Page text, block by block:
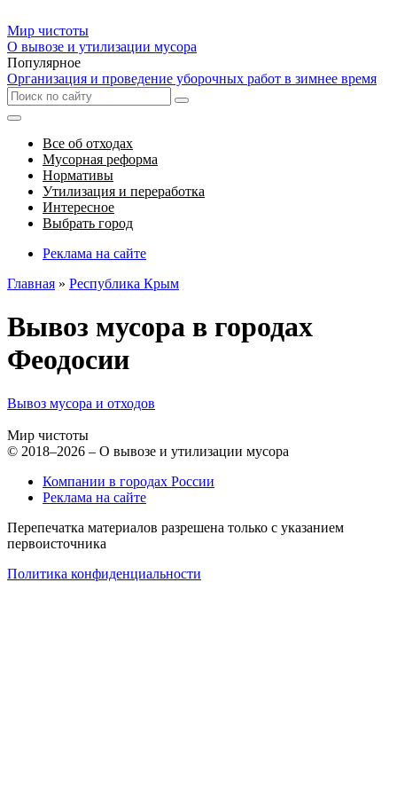
Мир чистоты
О вывозе и утилизации мусора
Популярное
Организация и проведение уборочных работ в зимнее время
Все об отходах
Мусорная реформа
Нормативы
Утилизация и переработка
Интересное
Выбрать город
Реклама на сайте
Главная » Республика Крым
Вывоз мусора в городах
Феодосии
Вывоз мусора и отходов
Мир чистоты
© 2018–2026 – О вывозе и утилизации мусора
Компании в городах России
Реклама на сайте
Перепечатка материалов разрешена только с указанием
первоисточника
Политика конфиденциальности